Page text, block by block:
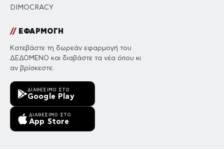
DIMOCRACY
//ΕΦΑΡΜΟΓΗ
Κατεβάστε τη δωρεάν εφαρμογή του
ΔΕΔΟΜΕΝΟ και διαβάστε τα νέα όπου κι
αν βρίσκεστε.
ΔΙΑΘΈΣΙΜΟ ΣΤΟ
Google Play
ΔΙΑΘΈΣΙΜΟ ΣΤΟ
App Store